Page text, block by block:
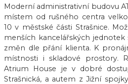
Moderní administrativní budovu
místem od rušného centra
10 v městské části Strašnice.
menších kancelářských
změn dle přání klienta. K
místnosti i skladové prostory.
Atrium House je v dobré
Strašnická, a autem z Jižní